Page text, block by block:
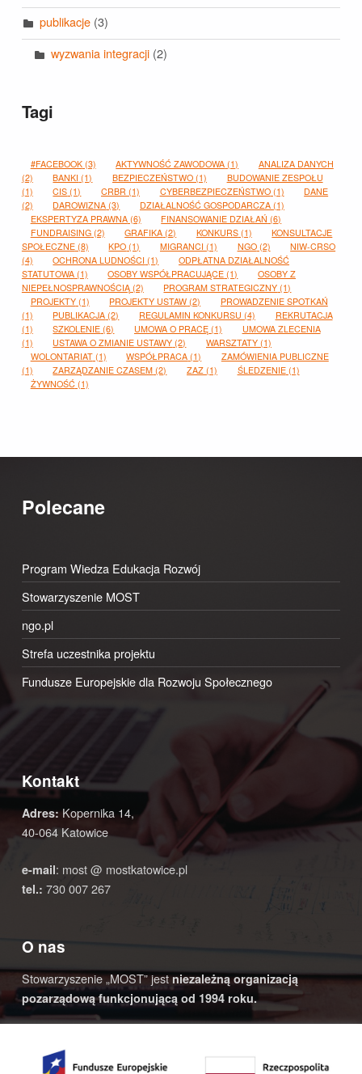
publikacje(3)
wyzwania integracji (2)
Tagi
#FACEBOOK(3) AKTYWNOŚĆ ZAWODOWA (1)
ANALIZA DANYCH
(2)
BANKI (1) BEZPIECZEŃSTWO (1)
BUDOWANIE ZESPOŁU
(1)
CIS (1) CRBR (1) CYBERBEZPIECZEŃSTWO(1)
DANE
(2)
DAROWIZNA (3) DZIAŁALNOŚĆ GOSPODARCZA (1)
EKSPERTYZA PRAWNA(6) FINANSOWANIE DZIAŁAŃ (6)
FUNDRAISING(2) GRAFIKA (2) KONKURS(1)
KONSULTACJE
SPOŁECZNE(8) KPO (1) MIGRANCI (1) NGO(2)
NIW-CRSO
(4)
OCHRONA LUDNOŚCI (1)
ODPŁATNA DZIAŁALNOŚĆ
STATUTOWA(1) OSOBY WSPÓŁPRACUJĄCE (1)
OSOBY Z
NIEPEŁNOSPRAWNOŚCIĄ(2) PROGRAM STRATEGICZNY (1)
PROJEKTY(1) PROJEKTY USTAW (2)
PROWADZENIE SPOTKAŃ
(1)
PUBLIKACJA (2) REGULAMIN KONKURSU (4)
REKRUTACJA
(1)
SZKOLENIE (6) UMOWA O PRACĘ (1)
UMOWA ZLECENIA
(1)
USTAWA O ZMIANIE USTAWY (2) WARSZTATY (1)
WOLONTARIAT(1) WSPÓŁPRACA (1)
ZAMÓWIENIA PUBLICZNE
(1)
ZARZĄDZANIE CZASEM (2) ZAZ (1) ŚLEDZENIE(1)
ŻYWNOŚĆ(1)
Polecane
Program Wiedza Edukacja Rozwój
Stowarzyszenie MOST
ngo.pl
Strefa uczestnika projektu
Fundusze Europejskie dla Rozwoju Społecznego
Kontakt
Adres:Kopernika 14,
40-064 Katowice
e-mail: most @ mostkatowice.pl
tel.: 730 007 267
O nas
Stowarzyszenie „MOST” jestniezależną organizacją
pozarządową funkcjonującą od 1994 roku.